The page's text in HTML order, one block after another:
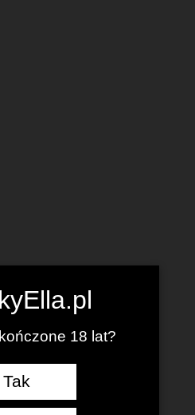
18 lat?
Tak